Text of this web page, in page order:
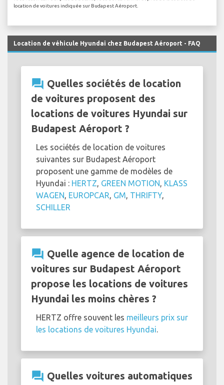
location de voitures indiquée sur Budapest Aéroport.
Location de véhicule Hyundai chez Budapest Aéroport - FAQ
question_answer Quelles sociétés de location
de voitures proposent des
locations de voitures Hyundai sur
Budapest Aéroport ?
Les sociétés de location de voitures
suivantes sur Budapest Aéroport
proposent une gamme de modèles de
Hyundai : HERTZ GREEN MOTION KLASS
WAGEN EUROPCAR GM THRIFTY,
SCHILLER
question_answer Quelle agence de location de
voitures sur Budapest Aéroport
propose les locations de voitures
Hyundai les moins chères ?
HERTZ offre souvent les meilleurs prix sur
les locations de voitures Hyundai
question_answer Quelles voitures automatiques